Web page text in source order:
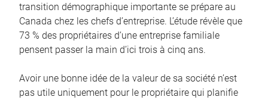
transition démographique importante se prépare au
Canada chez les chefs d’entreprise. L’étude révèle que
73 % des propriétaires d’une entreprise familiale
pensent passer la main d’ici trois à cinq ans.
Avoir une bonne idée de la valeur de sa société n’est
pas utile uniquement pour le propriétaire qui planifie